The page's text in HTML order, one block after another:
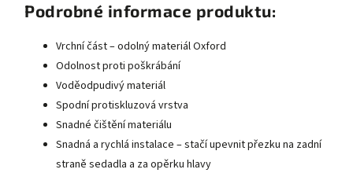
Podrobné informace produktu:
Vrchní část – odolný materiál Oxford
Odolnost proti poškrábání
Voděodpudivý materiál
Spodní protiskluzová vrstva
Snadné čištění materiálu
Snadná a rychlá instalace – stačí upevnit přezku na zadní
straně sedadla a za opěrku hlavy